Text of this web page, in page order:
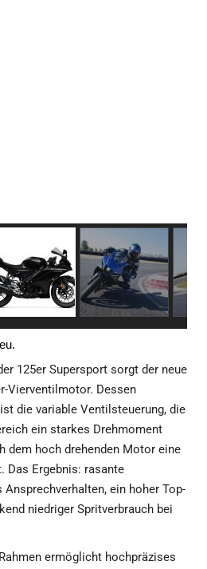
125er Supersport sorgt der neue
Vierventilmotor. Dessen
die variable Ventilsteuerung, die
ein starkes Drehmoment
dem hoch drehenden Motor eine
Das Ergebnis: rasante
ein hoher Top-
niedriger Spritverbrauch bei
ermöglicht hochpräzises